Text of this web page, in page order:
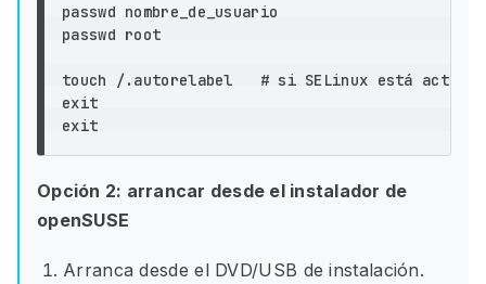
passwd nombre_de_usuario
passwd root
touch /.autorelabel # si SELinux está activo
exit
exit
Opción 2: arrancar desde el instalador de
openSUSE
Arranca desde el DVD/USB de instalación.